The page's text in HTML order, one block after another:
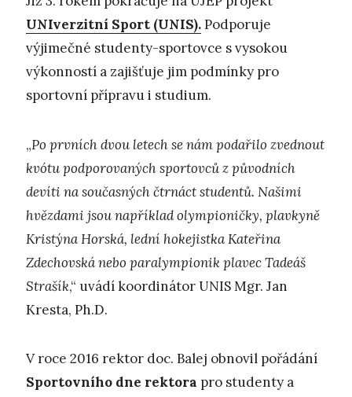
UNIverzitní Sport (UNIS).Podporuje
výjimečné studenty-sportovce s vysokou
výkonností a zajišťuje jim podmínky pro
sportovní přípravu i studium.
„Po prvních dvou letech se nám podařilo zvednout
kvótu podporovaných sportovců z původních
devíti na současných čtrnáct studentů. Našimi
hvězdami jsou například olympioničky, plavkyně
Kristýna Horská, lední hokejistka Kateřina
Zdechovská nebo paralympionik plavec Tadeáš
Strašík,“ uvádí koordinátor UNIS Mgr. Jan
Kresta, Ph.D.
V roce 2016 rektor doc. Balej obnovil pořádání
Sportovního dne rektora pro studenty a